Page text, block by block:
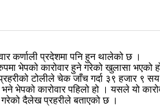
कर्णाली प्रदेशमा पनि हुन थालेको छ ।
भेपको कारोवार हुने गरेको खुलासा भएको
टोलीले चेक जाँच गर्दा ३९ हजार ९
भेपको कारोवार पहिलो हो । यसले यो
दैलेख प्रहरीले बताएको छ ।